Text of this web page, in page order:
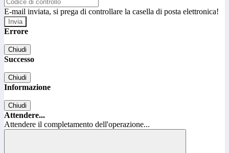
E-mail inviata, si prega di controllare la casella di posta elettronica!
Errore
Chiudi
Successo
Chiudi
Informazione
Chiudi
Attendere...
Attendere il completamento dell'operazione...